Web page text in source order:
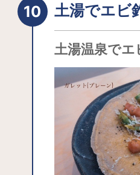
土湯でエビ
土湯温泉でエ